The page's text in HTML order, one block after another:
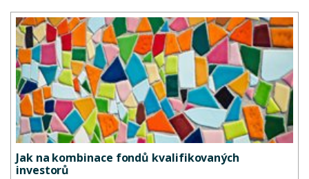
Jak na kombinace fondů kvalifikovaných
investorů